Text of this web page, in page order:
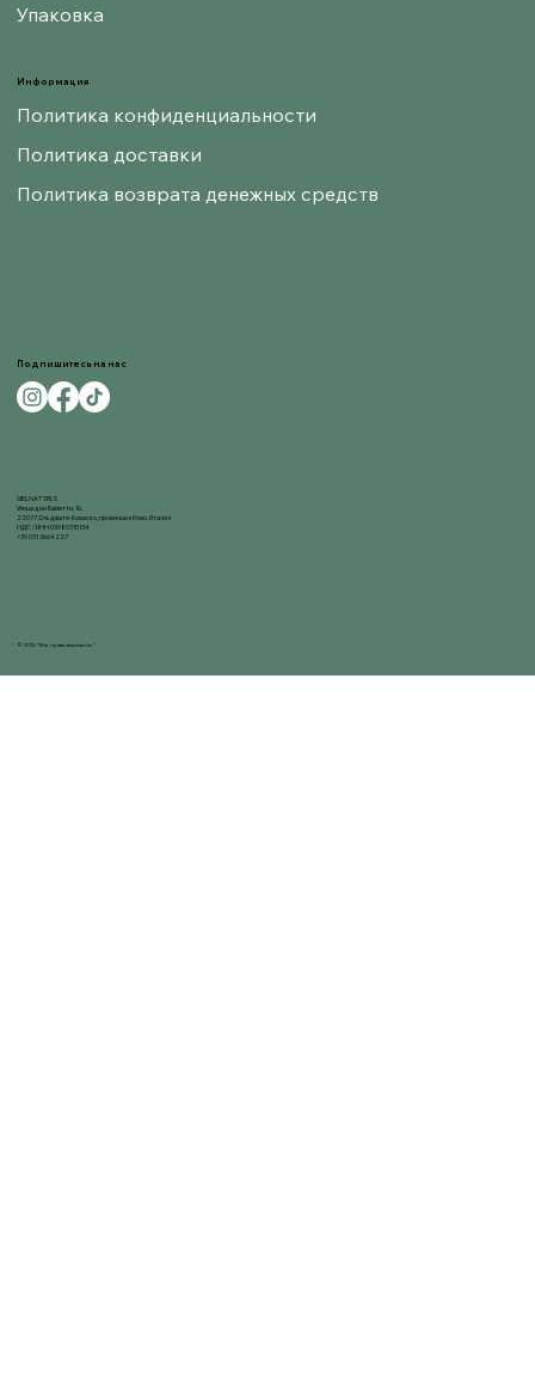
Информация
Политика конфиденциальности
Политика доставки
Политика возврата денежных средств
Упаковка
Подпишитесь на нас
GELNAT SRLS
Улица деи Байетти, 16,
22077 Ольджате-Комаско, провинция Комо, Италия
НДС / ИНН 03980310134
+39 031 3664227
© 2025 "Все права защищены."